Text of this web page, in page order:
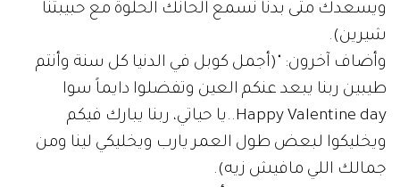
‏‎‎‎ويسعدك متى بدنا نسمع ألحانك الحلوة مع حبيبتنا
شيرين).
وأضاف آخرون: "(‎أجمل كوبل في الدنيا كل سنة وأنتم
طيبين ربنا يبعد عنكم العين وتفضلوا دايماً سوا
Happy Valentine day..‏‎يا حياتي، ربنا يبارك فيكم
ويخليكوا لبعض طول العمر يارب ويخليكي لينا ومن
جمالك اللي مافيش زيه).